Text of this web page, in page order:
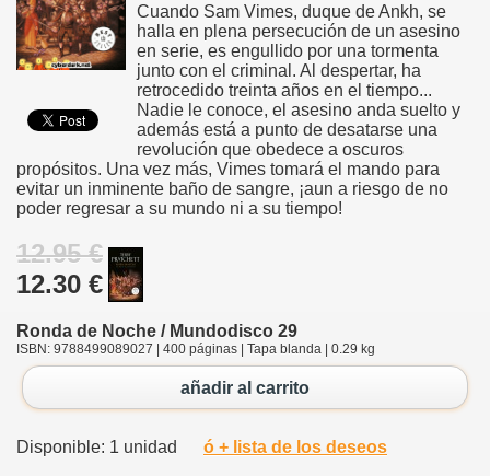
Cuando Sam Vimes, duque de Ankh, se
halla en plena persecución de un asesino
en serie, es engullido por una tormenta
junto con el criminal. Al despertar, ha
retrocedido treinta años en el tiempo...
Nadie le conoce, el asesino anda suelto y
además está a punto de desatarse una
revolución que obedece a oscuros
propósitos. Una vez más, Vimes tomará el mando para
evitar un inminente baño de sangre, ¡aun a riesgo de no
poder regresar a su mundo ni a su tiempo!
12.95 €
12.30 €
Ronda de Noche / Mundodisco 29
ISBN: 9788499089027 | 400 páginas | Tapa blanda | 0.29 kg
añadir al carrito
Disponible: 1 unidad ó + lista de los deseos